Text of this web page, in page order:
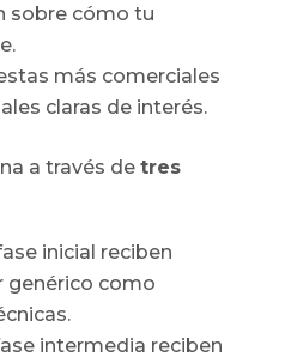
sobre cómo tu
más comerciales
claras de interés.
a través de tres
inicial reciben
genérico como
intermedia reciben